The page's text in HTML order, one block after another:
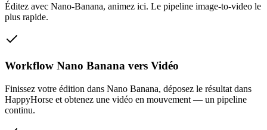
Éditez avec Nano-Banana, animez ici. Le pipeline image-to-video le
plus rapide.
Workflow Nano Banana vers Vidéo
Finissez votre édition dans Nano Banana, déposez le résultat dans
HappyHorse et obtenez une vidéo en mouvement — un pipeline
continu.